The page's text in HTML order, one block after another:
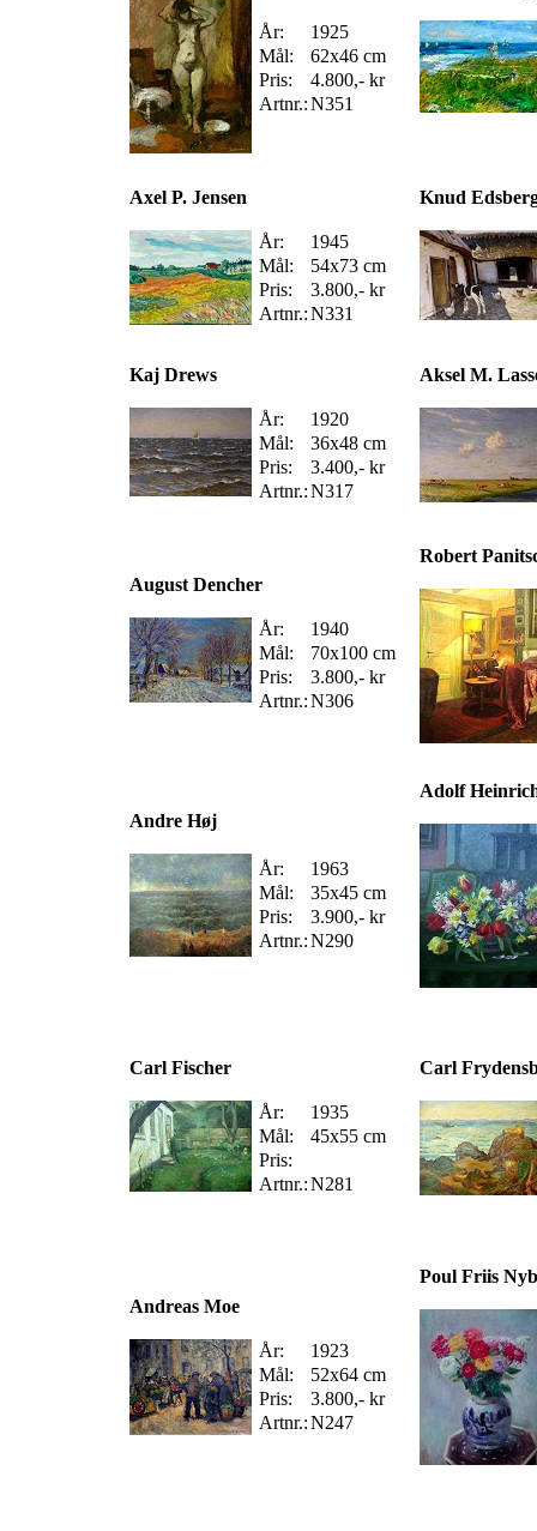
År:
1925
Mål:
62x46 cm
Pris:
4.800,- kr
Artnr.:N351
Axel P. Jensen
År:
1945
Mål:
54x73 cm
Pris:
3.800,- kr
Artnr.:N331
Knud
Kaj Drews
År:
1920
Mål:
36x48 cm
Pris:
3.400,- kr
Artnr.:N317
Aksel M.
August Dencher
År:
1940
Mål:
70x100 cm
Pris:
3.800,- kr
Artnr.:N306
Robert
Andre Høj
År:
1963
Mål:
35x45 cm
Pris:
3.900,- kr
Artnr.:N290
Adolf
Carl Fischer
År:
1935
Mål:
45x55 cm
Pris:
Artnr.:N281
Carl
Andreas Moe
År:
1923
Mål:
52x64 cm
Pris:
3.800,- kr
Artnr.:N247
Poul Friis